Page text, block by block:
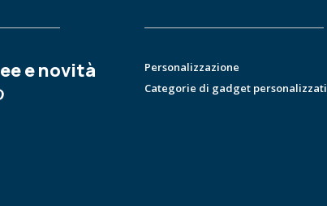
e novità
Personalizzazione
Categorie di gadget personalizzati